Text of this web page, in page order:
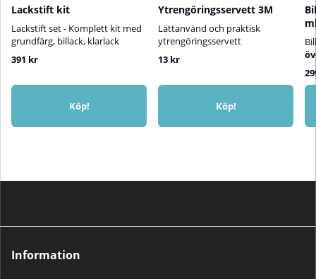
Lackstift kit
Lackstift set - Komplett kit med
grundfärg, billack, klarlack
391 kr
Köp!
Ytrengöringsservett 3M
Lättanvänd och praktisk
ytrengöringsservett
13 kr
Köp!
Information